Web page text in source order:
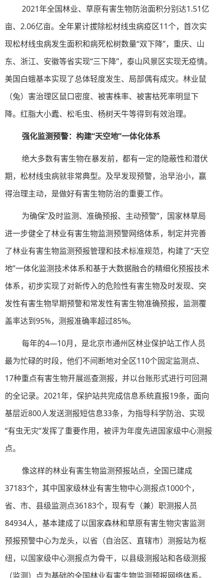
2021年全国林业、草原有害生物防治面积分别达1.51亿
亩、2.06亿亩。全年累计拔除松材线虫病疫区11个，首次实
现松材线虫病发生面积和病死松树数量“双下降”，重庆、山
东、浙江、安徽等省实现“三下降”，泰山风景区实现无疫情。
美国白蛾基本实现了总体轻度发生、局部偶有成灾。林业鼠
（兔）害治理区鼠口密度、被害株率、被害枯死率明显下
降。红脂大小蠹、松毛虫、杨树天牛等得到有效治理。
强化监测预警：构建“天空地”一体化体系
绝大多数有害生物在暴发前，都有一定的隐蔽性和潜伏
期，松材线虫病就非常典型。及早发现预警，治早治小，赢
得治理主动，是做好有害生物防治的重要工作。
为确保“及时监测、准确预报、主动预警”，国家林草局
进一步健全了林业有害生物监测预警网络体系，制定并完善
了林业有害生物监测预报管理和技术标准规范，构建了“天空
地”一体化监测技术体系和基于大数据融合的精细化预报技术
体系，初步实现了对新传入的危险性有害生物及时发现、突
发性有害生物早期预警和常发性有害生物准确预报，监测覆
盖率达到95%，测报准确率超过85%。
每年的4—10月，是北京市通州区林业保护站工作人员
最为忙碌的时段，他们不间断地对全区110个固定监测点、
17种重点有害生物开展巡查测报，并以台账形式进行可回溯
的全记录。2021年，保护站共完成信息系统直报19条，面向
基层近800人发送测报短信息33条，为指导科学防治、实现
“有虫无灾”发挥了重要作用，被评为年度先进国家级中心测报
点。
像这样的林业有害生物监测预报站点，全国已建成
37183个，其中国家级林业有害生物中心测报点1000个，
省、市、县级监测点36183个，现有专（兼）职测报人员
84934人，基本建成了以国家森林和草原有害生物灾害监测
预报预警中心为龙头，以省（自治区、直辖市）测报站为枢
纽，以国家级中心测报点为骨干，以县级测报站和各级测报
（监测）点为基础的全国林业有害生物监测预报网络体系。